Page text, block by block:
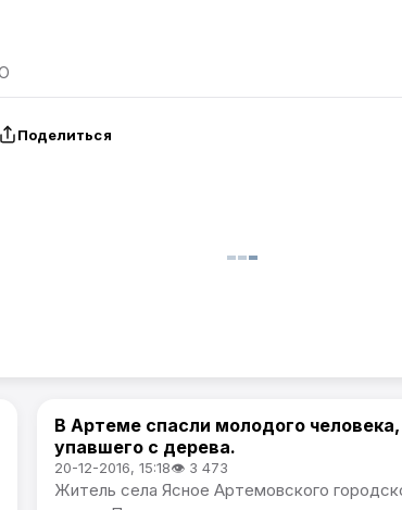
Поделиться
Происшествия
В Артеме спасли молодого человека,
упавшего с дерева.
20-12-2016, 15:18👁 3 473
Житель села Ясное Артемовского